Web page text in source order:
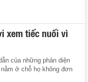
xem tiếc nuối vì
của những phản diện
ở chỗ họ không đơn